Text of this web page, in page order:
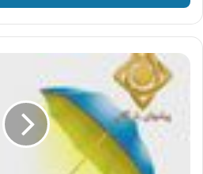
وارد
کنید
بیمه